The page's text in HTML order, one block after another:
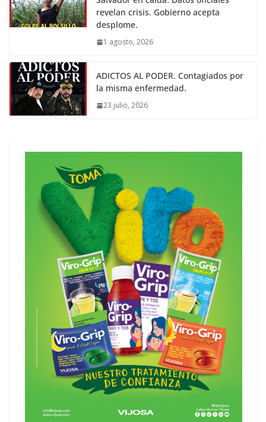
revelan crisis. Gobierno acepta
desplome.
1 agosto, 2026
ADICTOS AL PODER. Contagiados por
la misma enfermedad.
23 julio, 2026